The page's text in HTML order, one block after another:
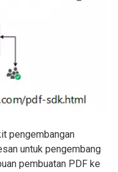
pengembangan
untuk pengembang
pembuatan PDF ke